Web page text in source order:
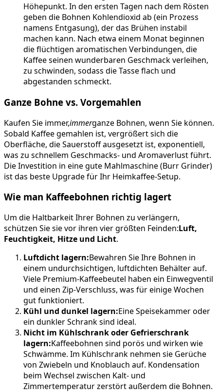
Höhepunkt. In den ersten Tagen nach dem Rösten
geben die Bohnen Kohlendioxid ab (ein Prozess
namens Entgasung), der das Brühen instabil
machen kann. Nach etwa einem Monat beginnen
die flüchtigen aromatischen Verbindungen, die
Kaffee seinen wunderbaren Geschmack verleihen,
zu schwinden, sodass die Tasse flach und
abgestanden schmeckt.
Ganze Bohne vs. Vorgemahlen
Kaufen Sie immer,immerganze Bohnen, wenn Sie können.
Sobald Kaffee gemahlen ist, vergrößert sich die
Oberfläche, die Sauerstoff ausgesetzt ist, exponentiell,
was zu schnellem Geschmacks- und Aromaverlust führt.
Die Investition in eine gute Mahlmaschine (Burr Grinder)
ist das beste Upgrade für Ihr Heimkaffee-Setup.
Wie man Kaffeebohnen richtig lagert
Um die Haltbarkeit Ihrer Bohnen zu verlängern,
schützen Sie sie vor ihren vier größten Feinden:Luft,
Feuchtigkeit, Hitze und Licht.
Luftdicht lagern:Bewahren Sie Ihre Bohnen in
einem undurchsichtigen, luftdichten Behälter auf.
Viele Premium-Kaffeebeutel haben ein Einwegventil
und einen Zip-Verschluss, was für einige Wochen
gut funktioniert.
Kühl und dunkel lagern:Eine Speisekammer oder
ein dunkler Schrank sind ideal.
Nicht im Kühlschrank oder Gefrierschrank
lagern:Kaffeebohnen sind porös und wirken wie
Schwämme. Im Kühlschrank nehmen sie Gerüche
von Zwiebeln und Knoblauch auf. Kondensation
beim Wechsel zwischen Kalt- und
Zimmertemperatur zerstört außerdem die Bohnen.